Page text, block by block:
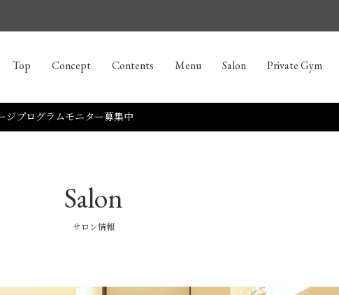
Top Concept Contents Menu Salon Private Gym
プログラムモニター募集中
Salon
サロン情報